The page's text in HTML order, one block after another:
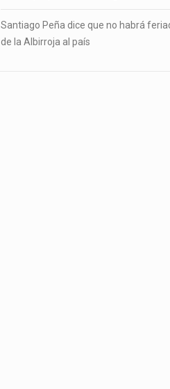
Santiago Peña dice que no habrá
de la Albirroja al país